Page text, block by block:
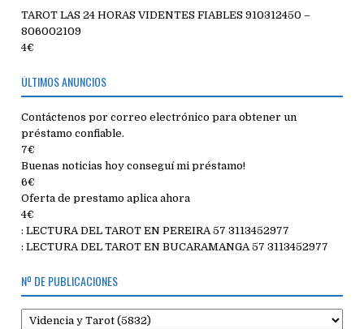
TAROT LAS 24 HORAS VIDENTES FIABLES 910312450 –
806002109
4€
ÚLTIMOS ANUNCIOS
Contáctenos por correo electrónico para obtener un
préstamo confiable.
7€
Buenas noticias hoy conseguí mi préstamo!
6€
Oferta de prestamo aplica ahora
4€
: LECTURA DEL TAROT EN PEREIRA 57 3113452977
: LECTURA DEL TAROT EN BUCARAMANGA 57 3113452977
Nº DE PUBLICACIONES